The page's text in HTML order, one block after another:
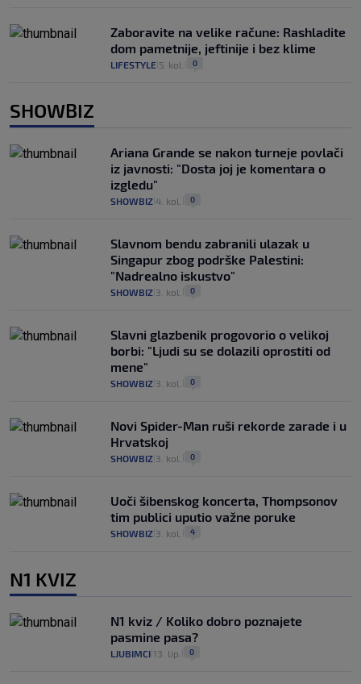
Zaboravite na velike račune: Rashladite
dom pametnije, jeftinije i bez klime
LIFESTYLE 5. kol. 0
SHOWBIZ
Ariana Grande se nakon turneje povlači
iz javnosti: "Dosta joj je komentara o
izgledu"
SHOWBIZ 4. kol. 0
Slavnom bendu zabranili ulazak u
Singapur zbog podrške Palestini:
"Nadrealno iskustvo"
SHOWBIZ 3. kol. 0
Slavni glazbenik progovorio o velikoj
borbi: "Ljudi su se dolazili oprostiti od
mene"
SHOWBIZ 3. kol. 0
Novi Spider-Man ruši rekorde zarade i u
Hrvatskoj
SHOWBIZ 3. kol. 0
Uoči šibenskog koncerta, Thompsonov
tim publici uputio važne poruke
SHOWBIZ 3. kol. 4
N1 KVIZ
N1 kviz / Koliko dobro poznajete
pasmine pasa?
LJUBIMCI 13. lip. 0